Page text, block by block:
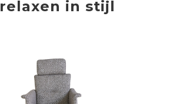
relaxen in stijl